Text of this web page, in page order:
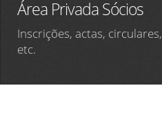
Área Privada Sócios
Inscrições, actas, circulares,
etc.